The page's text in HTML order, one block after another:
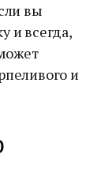
вы
и всегда,
и